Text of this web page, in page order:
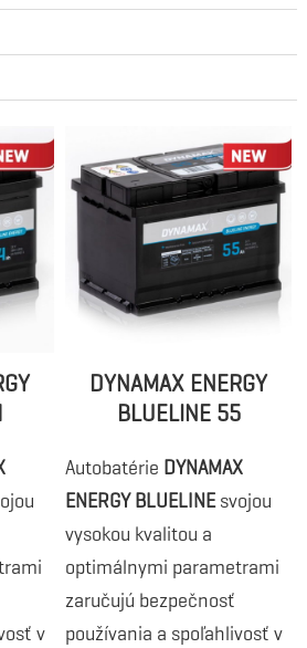
v
DYNAMAX ENERGY
BLUELINE 55
Autobatérie DYNAMAX
ENERGY BLUELINEsvojou
vysokou kvalitou a
optimálnymi parametrami
zaručujú bezpečnosť
používania a spoľahlivosť v